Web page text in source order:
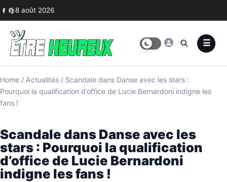
Skip to content
8 août 2026
Home / Actualités / Scandale dans Danse avec les stars :
Pourquoi la qualification d’office de Lucie Bernardoni indigne les
fans !
Scandale dans Danse avec les
stars : Pourquoi la qualification
d’office de Lucie Bernardoni
indigne les fans !